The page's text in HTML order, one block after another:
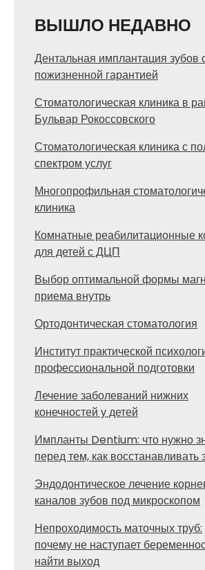
ВЫШЛО НЕДАВНО
Дентальная имплантация зубов
пожизненной гарантией
Стоматологическая клиника в
Бульвар Рокоссовского
Стоматологическая клиника с
спектром услуг
Многопрофильная
клиника
Комнатные реабилитационные
для детей с ДЦП
Выбор оптимальной формы
приема внутрь
Ортодонтическая стоматология
Институт практической
профессиональной подготовки
Лечение заболеваний нижних
конечностей у детей
Импланты Dentium: что нужно
перед тем, как восстанавливать
Эндодонтическое лечение
каналов зубов под микроскопом
Непроходимость маточных труб:
почему не наступает
найти выход